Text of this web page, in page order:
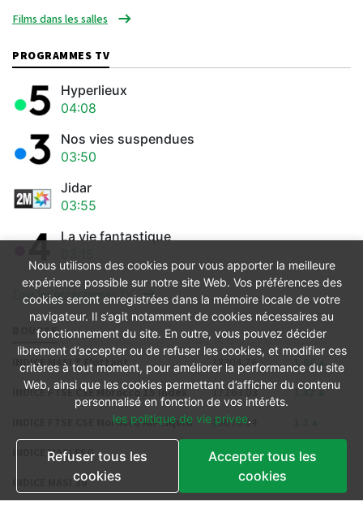
Films dans les salles
PROGRAMMES TV
Hyperlieux
04:08
Nos vies suspendues
03:50
Jidar
03:55
La vie fantastique
Tous les programmes TV
BOURSE
INDICE MASI ® Flottant 18304.76 1.06
INDICE FTSE CSE Morocco 15 Index 17263.03 1.32
INDICE FTSE CSE Morocco All-Liquid 15678.94
INDICE MASI ESG 1316.09 1.25
INDICE MASI 20 1318.51
Nous utilisons des cookies pour vous apporter la meilleure
expérience possible sur notre site Web. Vos préférences des
cookies seront enregistrées dans la mémoire locale de votre
navigateur. Il s’agit notamment de cookies nécessaires au
fonctionnement du site. En outre, vous pouvez décider
librement d’accepter ou de refuser les cookies, et modifier ces
critères à tout moment, pour améliorer la performance du site
Web, ainsi que les cookies permettant d’afficher du contenu
personnalisé en fonction de vos intérêts.
les politique de vie privee.
Refuser tous les
cookies
Accepter tous les
cookies